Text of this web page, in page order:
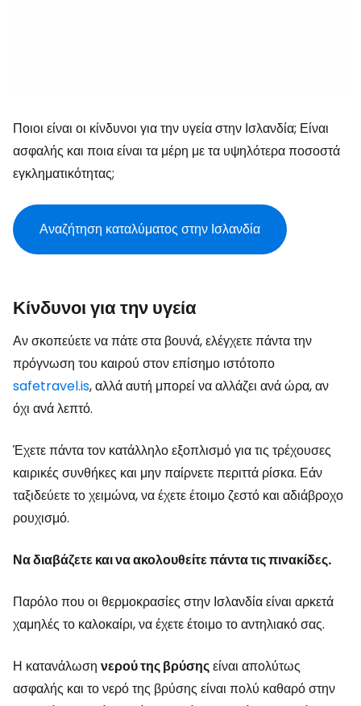
Ποιοι είναι οι κίνδυνοι για την υγεία στην Ισλανδία; Είναι
ασφαλής και ποια είναι τα μέρη με τα υψηλότερα ποσοστά
εγκληματικότητας;
Αναζήτηση καταλύματος στην Ισλανδία
Κίνδυνοι για την υγεία
Αν σκοπεύετε να πάτε στα βουνά, ελέγχετε πάντα την
πρόγνωση του καιρού στον επίσημο ιστότοπο
safetravel.is, αλλά αυτή μπορεί να αλλάζει ανά ώρα, αν
όχι ανά λεπτό.
Έχετε πάντα τον κατάλληλο εξοπλισμό για τις τρέχουσες
καιρικές συνθήκες και μην παίρνετε περιττά ρίσκα. Εάν
ταξιδεύετε το χειμώνα, να έχετε έτοιμο ζεστό και αδιάβροχο
ρουχισμό.
Να διαβάζετε και να ακολουθείτε πάντα τις πινακίδες.
Παρόλο που οι θερμοκρασίες στην Ισλανδία είναι αρκετά
χαμηλές το καλοκαίρι, να έχετε έτοιμο το αντηλιακό σας.
Η κατανάλωση νερού της βρύσηςείναι απολύτως
ασφαλής και το νερό της βρύσης είναι πολύ καθαρό στην